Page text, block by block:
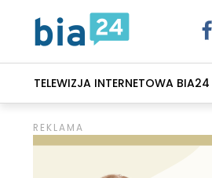
TELEWIZJA INTERNETOWA BIA24